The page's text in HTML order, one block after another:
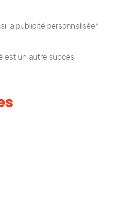
la publicité personnalisée*
est un autre succès